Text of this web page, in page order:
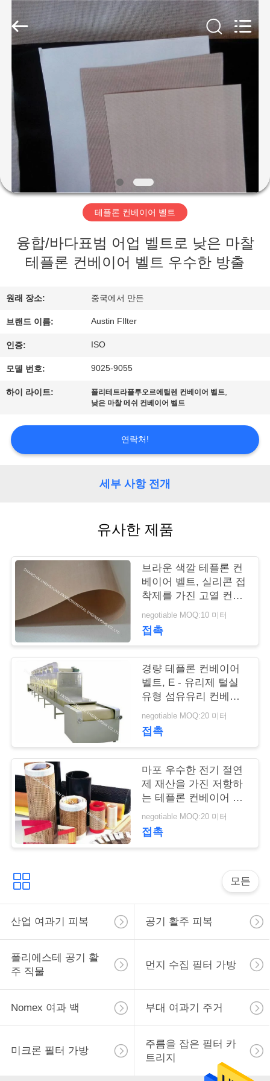
집
제
품
우
리
대
여
공
장
여
품
연
세
요
문
을
요
구
하
세
사
이
트
맵
PRIVACY
Shanghai
ShengXuan
Environmental
Engineering
Reserved.
Developed
테플론 컨베이어 벨트
융합/바다표범 어업 벨트로 낮은 마찰
테플론 컨베이어 벨트 우수한 방출
원래 장소: 중국에서 만든
브랜드 이름: Austin FIlter
인증: ISO
모델 번호: 9025-9055
하이 라이트: 폴리테트라플루오르에틸렌 컨베이어 벨트,
낮은 마찰 메쉬 컨베이어 벨트
연락처!
세부 사항 전개
유사한 제품
브라운 색깔 테플론 컨
베이어 벨트, 실리콘 접
착제를 가진 고열 컨베
이어 벨트
negotiable MOQ:10 미터
접촉
경량 테플론 컨베이어
벨트, E - 유리제 털실
유형 섬유유리 컨베이
어 벨트
negotiable MOQ:20 미터
접촉
마포 우수한 전기 절연
제 재산을 가진 저항하
는 테플론 컨베이어 벨
negotiable MOQ:20 미터
접촉
모든
산업 여과기 피복 공기 활주 피복
폴리에스테 공기 활
주 직물
먼지 수집 필터 가방
Nomex 여과 백 부대 여과기 주거
미크론 필터 가방
주름을 잡은 필터 카
트리지